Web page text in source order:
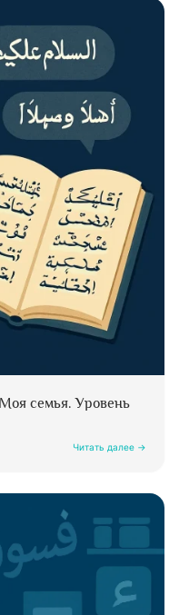
семья. Уровень
Читать далее →